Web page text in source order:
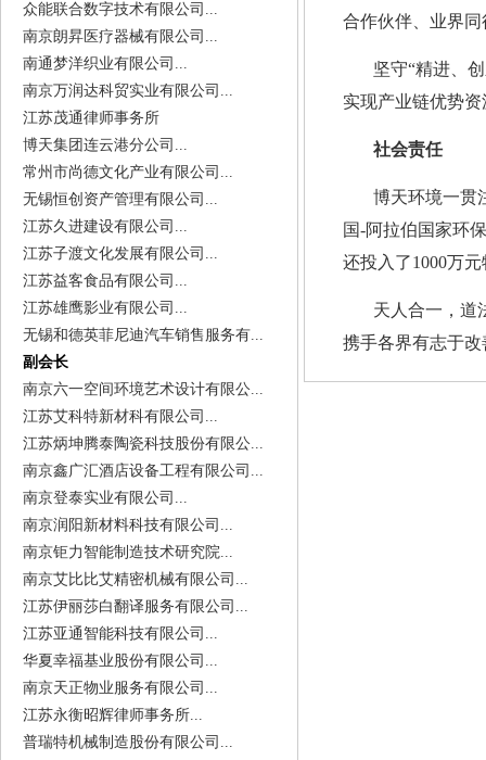
众能联合数字技术有限公司...
南京朗昇医疗器械有限公司...
南通梦洋织业有限公司...
南京万润达科贸实业有限公司...
江苏茂通律师事务所
博天集团连云港分公司...
常州市尚德文化产业有限公司...
无锡恒创资产管理有限公司...
江苏久进建设有限公司...
江苏子渡文化发展有限公司...
江苏益客食品有限公司...
江苏雄鹰影业有限公司...
无锡和德英菲尼迪汽车销售服务有...
副会长
南京六一空间环境艺术设计有限公...
江苏艾科特新材科有限公司...
江苏炳坤腾泰陶瓷科技股份有限公...
南京鑫广汇酒店设备工程有限公司...
南京登泰实业有限公司...
南京润阳新材料科技有限公司...
南京钜力智能制造技术研究院...
南京艾比比艾精密机械有限公司...
江苏伊丽莎白翻译服务有限公司...
江苏亚通智能科技有限公司...
华夏幸福基业股份有限公司...
南京天正物业服务有限公司...
江苏永衡昭辉律师事务所...
普瑞特机械制造股份有限公司...
合作伙伴、业界
坚守“精进、
实现产业链优势
社会责任
博天环境一贯
国-阿拉伯国家环
还投入了1000万
天人合一，道
携手各界有志于